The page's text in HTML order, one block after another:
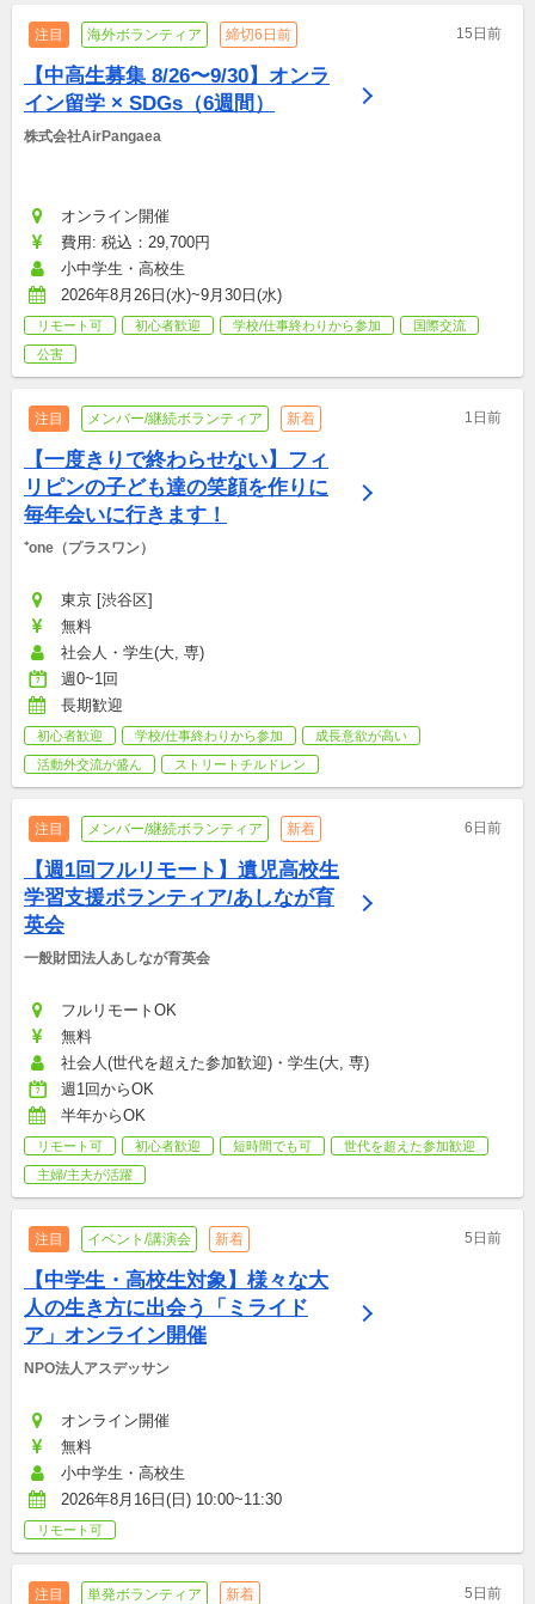
注目 海外ボランティア 締切6日前 15日前
【中高生募集 8/26〜9/30】オンラ
イン留学 × SDGs（6週間）
株式会社AirPangaea
オンライン開催
費用: 税込：29,700円
小中学生・高校生
2026年8月26日(水)~9月30日(水)
リモート可 初心者歓迎 学校/仕事終わりから参加
国際交流
公害
注目 メンバー/継続ボランティア 新着 1日前
【一度きりで終わらせない】フィ
リピンの子ども達の笑顔を作りに
毎年会いに行きます！
⁺one（プラスワン）
東京 [渋谷区]
無料
社会人・学生(大, 専)
週0~1回
長期歓迎
初心者歓迎 学校/仕事終わりから参加
成長意欲が高い
活動外交流が盛ん
ストリートチルドレン
注目 メンバー/継続ボランティア 新着 6日前
【週1回フルリモート】遺児高校生
学習支援ボランティア/あしなが育
英会
一般財団法人あしなが育英会
フルリモートOK
無料
社会人(世代を超えた参加歓迎)・学生(大, 専)
週1回からOK
半年からOK
リモート可 初心者歓迎 短時間でも可
世代を超えた参加歓迎
主婦/主夫が活躍
注目 イベント/講演会 新着 5日前
【中学生・高校生対象】様々な大
人の生き方に出会う「ミライド
ア」オンライン開催
NPO法人アスデッサン
オンライン開催
無料
小中学生・高校生
2026年8月16日(日) 10:00~11:30
リモート可
注目 単発ボランティア 新着 5日前